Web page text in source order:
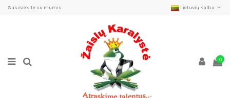
Susisiekite su mumis Lietuvių kalba
0